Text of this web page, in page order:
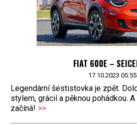
FIAT 600E –
17.10.2023 05:55
Legendární šestistovka je zpět.
stylem, grácií a pěknou pohádkou.
začíná! >>